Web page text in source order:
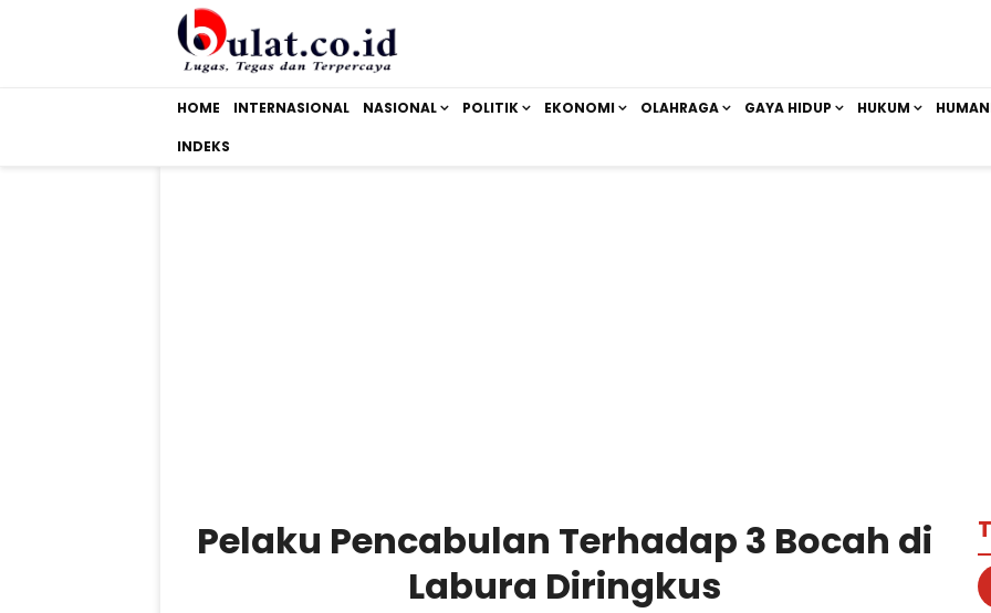
HOME INTERNASIONAL NASIONAL POLITIK EKONOMI OLAHRAGA GAYA HIDUP HUKUM
INDEKS
Pelaku Pencabulan Terhadap 3 Bocah di
Labura Diringkus